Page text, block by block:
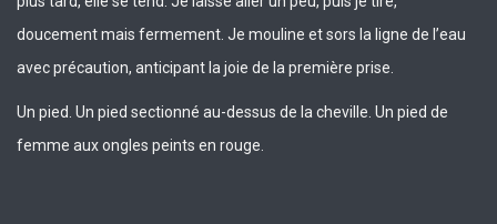
doucement mais fermement. Je mouline et sors la ligne de l’eau
avec précaution, anticipant la joie de la première prise.
Un pied. Un pied sectionné au-dessus de la cheville. Un pied de
femme aux ongles peints en rouge.